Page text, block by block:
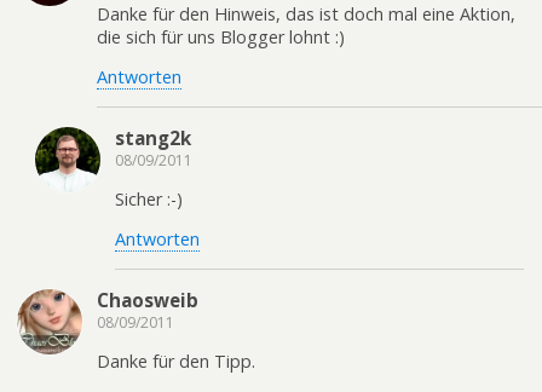
Danke für den Hinweis, das ist doch mal eine Aktion,
die sich für uns Blogger lohnt :)
Antworten
stang2k
08/09/2011
Sicher :-)
Antworten
Chaosweib
08/09/2011
Danke für den Tipp.